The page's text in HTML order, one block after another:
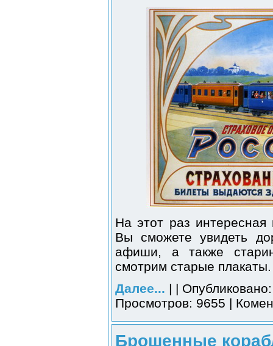
На этот раз интересная
Вы сможете увидеть
афиши, а также
смотрим старые плакаты.
Далее... | |
Просмотров: 9655 |
Брошенные